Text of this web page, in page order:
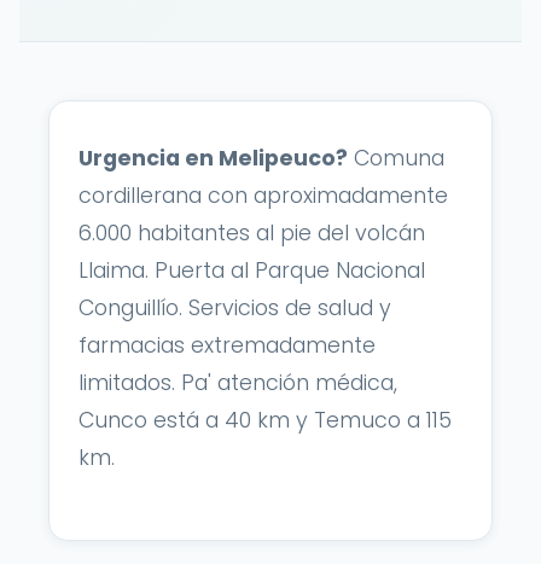
Urgencia en Melipeuco? Comuna
cordillerana con aproximadamente
6.000 habitantes al pie del volcán
Llaima. Puerta al Parque Nacional
Conguillío. Servicios de salud y
farmacias extremadamente
limitados. Pa' atención médica,
Cunco está a 40 km y Temuco a 115
km.